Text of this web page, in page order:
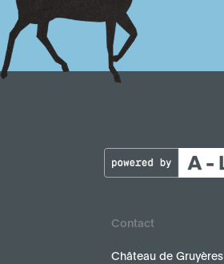
Contact
Château de Gruyères